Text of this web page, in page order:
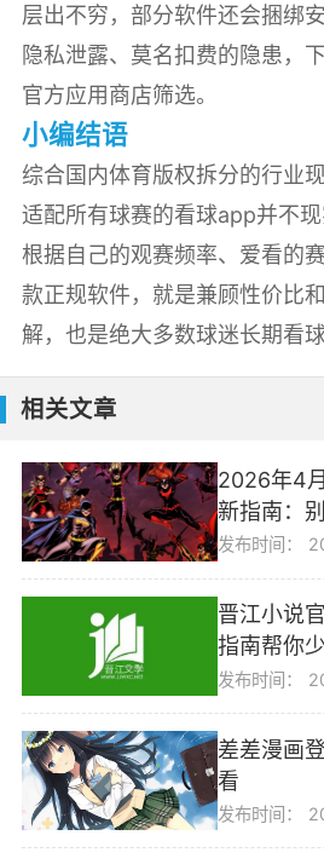
层出不穷，部分软件还会捆绑
隐私泄露、莫名扣费的隐患，
官方应用商店筛选。
小编结语
综合国内体育版权拆分的行业
适配所有球赛的看球app并不现
根据自己的观赛频率、爱看的
款正规软件，就是兼顾性价比
解，也是绝大多数球迷长期看
相关文章
2026年4
新指南：
发布时间：
晋江小说
指南帮你
发布时间：
差差漫画
看
发布时间：